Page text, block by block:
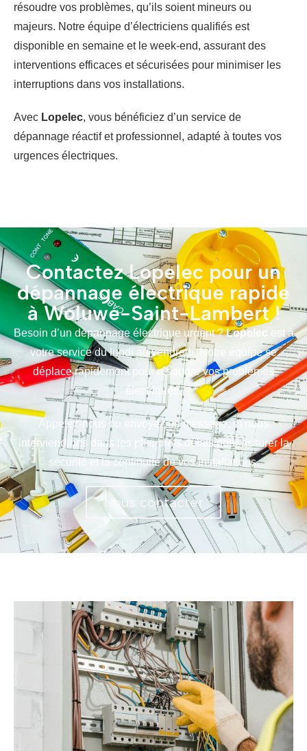
résoudre vos problèmes, qu’ils soient mineurs ou
majeurs. Notre équipe d’électriciens qualifiés est
disponible en semaine et le week-end, assurant des
interventions efficaces et sécurisées pour minimiser les
interruptions dans vos installations.
Avec Lopelec, vous bénéficiez d’un service de
dépannage réactif et professionnel, adapté à toutes vos
urgences électriques.
Contactez Lopelec pour un
dépannage électrique rapide
à Woluwe-Saint-Lambert !
Besoin d’un dépannage électrique urgent ?Lopelec
est à
votre service du lundi au vendredi. Notre équipe se
déplace rapidement pour résoudre vos problèmes
électriques.
Appelez-nous ou envoyez un message, et nous
interviendrons dans les plus brefs délais pour assurer la
sécurité et la continuité de vos installations.
Nous contacter